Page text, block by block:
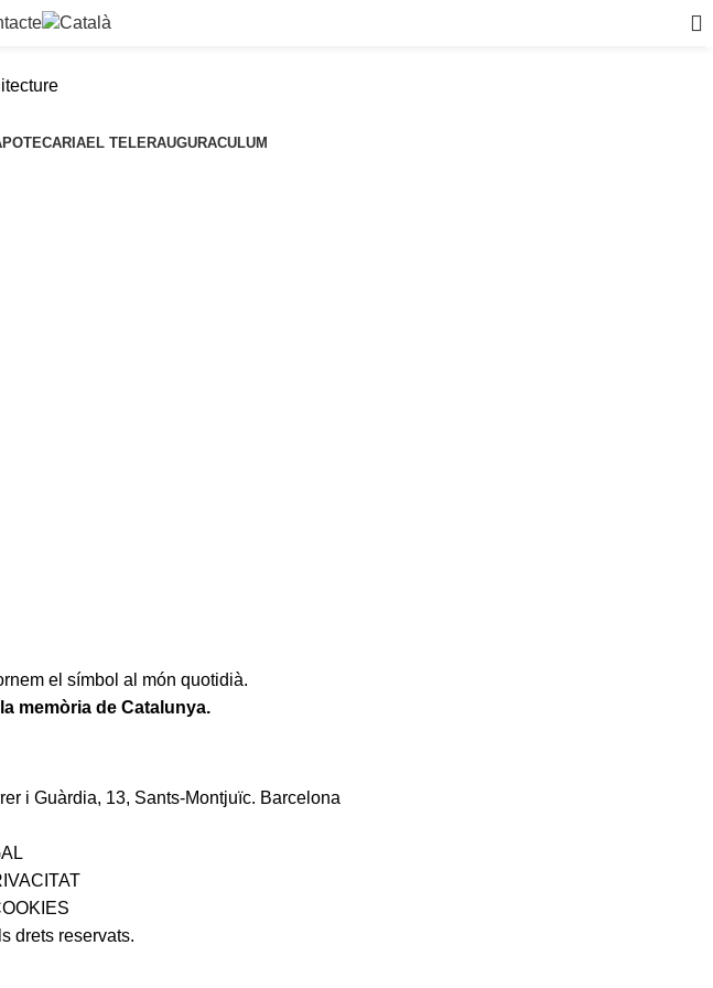
EL TELERAUGURACULUM
el símbol al món quotidià.
memòria de Catalunya.
i Guàrdia, 13, Sants-Montjuïc. Barcelona
drets reservats.